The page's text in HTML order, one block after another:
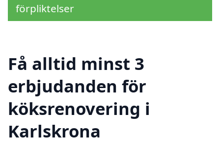
förpliktelser
Få alltid minst 3
erbjudanden för
köksrenovering i
Karlskrona